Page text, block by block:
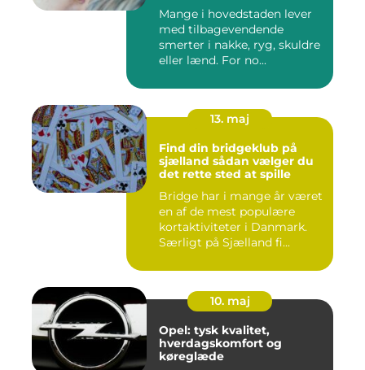
Mange i hovedstaden lever
med tilbagevendende
smerter i nakke, ryg, skuldre
eller lænd. For no...
13. maj
Find din bridgeklub på
sjælland sådan vælger du
det rette sted at spille
Bridge har i mange år været
en af de mest populære
kortaktiviteter i Danmark.
Særligt på Sjælland fi...
10. maj
Opel: tysk kvalitet,
hverdagskomfort og
køreglæde